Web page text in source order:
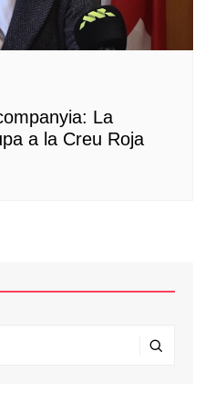
La
a la Creu Roja